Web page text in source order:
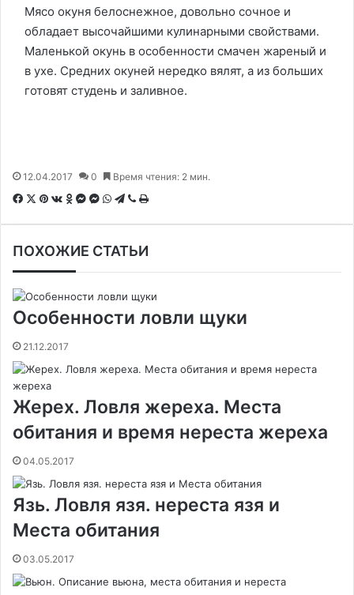
Мясо окуня белоснежное, довольно сочное и
обладает высочайшими кулинарными свойствами.
Маленькой окунь в особенности смачен жареный и
в ухе. Средних окуней нередко вялят, а из больших
готовят студень и заливное.
12.04.2017 0 Время чтения: 2 мин.
F
e
o
k
X P
t
e
s
В
н
к
т
О
о
а
с
и
M
s
g
e
M
s
g
e
W
t
p
p
T
e
a
m
V
e
т
ь
ПОХОЖИЕ СТАТЬИ
Особенности ловли щуки
21.12.2017
Жерех. Ловля жереха. Места
обитания и время нереста жереха
04.05.2017
Язь. Ловля язя. нереста язя и
Места обитания
03.05.2017